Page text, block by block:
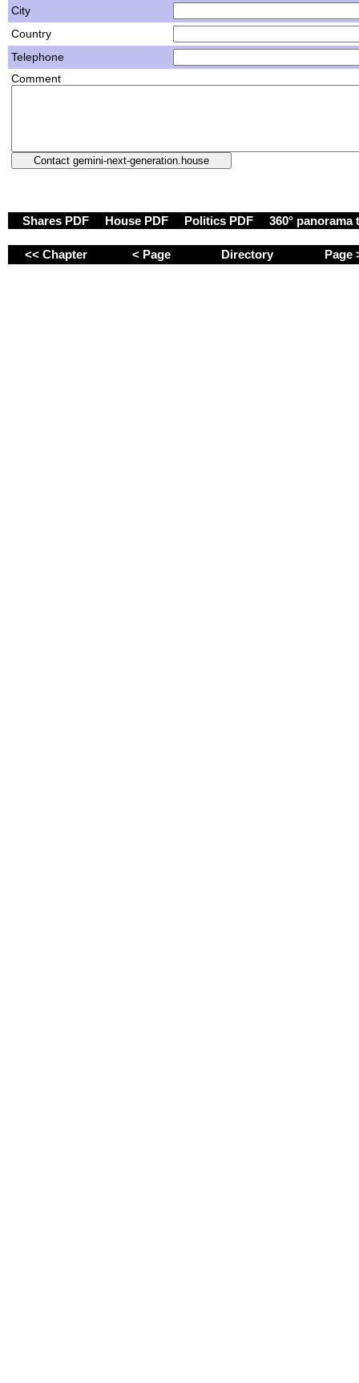
Shares PDF House PDF Politics PDF 360°
City
Country
Telephone
Comment
<< Chapter < Page Directory